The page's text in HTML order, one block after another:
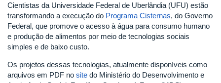
Cientistas da Universidade Federal de Uberlândia (UFU) estão
transformando a execução do Programa Cisternas, do Governo
Federal, que promove o acesso à água para consumo humano
e produção de alimentos por meio de tecnologias sociais
simples e de baixo custo.
Os projetos dessas tecnologias, atualmente disponíveis como
arquivos em PDF no site do Ministério do Desenvolvimento e